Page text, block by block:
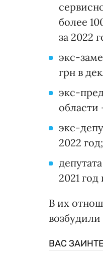
более
за 2022
экс-
грн в
экс-
области
экс-
2022 год;
2021
В их
ВАС